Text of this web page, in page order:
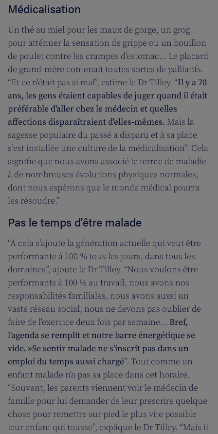
Médicalisation
Un thé au miel pour les maux de gorge, un grog
pour atténuer la sensation de grippe ou un bouillon
de poulet contre les crampes d'estomac... Le placard
de grand-mère contenait toutes sortes de palliatifs.
“Et ce n'était pas si mal”, estime le Dr Tilley. “Il y a 70
ans, les gens étaient capables de juger quand il était
préférable d'aller chez le médecin et quelles
affections disparaîtraient d'elles-mêmes. Mais la
sagesse populaire du passé a disparu et à sa place
s’est installée une culture de la médicalisation”. Cela
signifie que nous avons associé le terme de maladie
à de nombreuses évolutions physiques normales,
dont nous espérons que le monde médical pourra
les résoudre.”
Pas le temps d'être malade
“A cela s’ajoute la génération actuelle qui veut être
performante à 100 % tous les jours, dans tous les
domaines”, ajoute le Dr Tilley. “Nous voulons être
performants à 100 % au travail, nous avons nos
responsabilités familiales, nous avons aussi un
vaste réseau social, nous ne devons pas oublier de
faire de l'exercice deux fois par semaine... Bref,
l'agenda se remplit et notre barre énergétique se
vide. »Se sentir malade ne s'inscrit pas dans un
emploi du temps aussi chargé”. Tout comme un
enfant malade n'a pas sa place dans cet horaire.
“Souvent, les parents viennent voir le médecin de
famille pour lui demander de leur prescrire quelque
chose pour remettre sur pied le plus vite possible
leur enfant qui tousse”, explique le Dr Tilley. “Mais il